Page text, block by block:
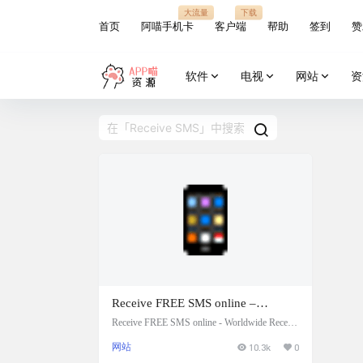
首页 阿喵手机卡
大流量
客户端
下载
帮助 签到
软件 电视 网站
Receive FREE SMS online –
Worldwide：短信接码，在世界范
Receive FREE SMS online - Worldwide Receive
d APP. Receive Free sms text Online Worldwid
网站 10.3k 0